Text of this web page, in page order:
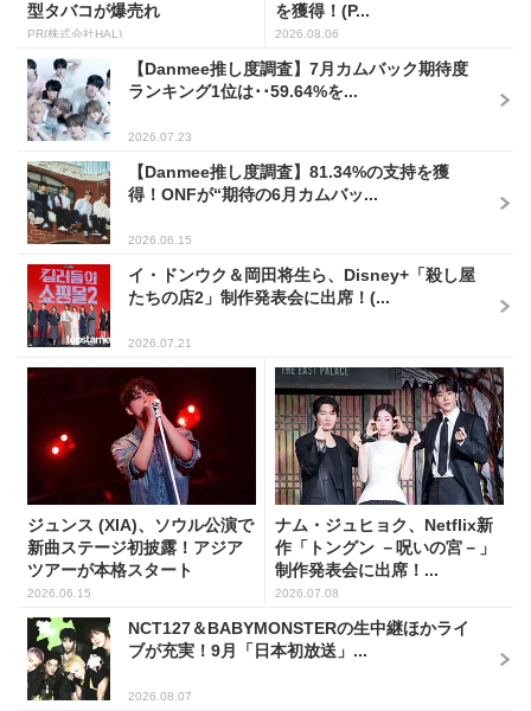
型タバコが爆売れ
PR(株式会社HAL)
を獲得！(P...
2026.08.06
【Danmee推し度調査】7月カムバック期待度
ランキング1位は･･59.64%を...
2026.07.23
【Danmee推し度調査】81.34%の支持を獲
得！ONFが“期待の6月カムバッ...
2026.06.15
イ・ドンウク＆岡田将生ら、Disney+「殺し屋
たちの店2」制作発表会に出席！(...
2026.07.21
ジュンス (XIA)、ソウル公演で
新曲ステージ初披露！アジア
ツアーが本格スタート
2026.06.15
ナム・ジュヒョク、Netflix新
作「トングン －呪いの宮－」
制作発表会に出席！...
2026.07.08
NCT127＆BABYMONSTERの生中継ほかライ
ブが充実！9月「日本初放送」...
2026.08.07